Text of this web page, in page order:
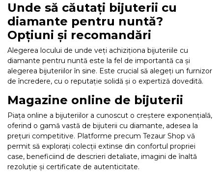
Unde să căutați bijuterii cu
diamante pentru nuntă?
Opțiuni și recomandări
Alegerea locului de unde veți achiziționa bijuteriile cu
diamante pentru nuntă este la fel de importantă ca și
alegerea bijuteriilor în sine. Este crucial să alegeți un furnizor
de încredere, cu o reputație solidă și o expertiză dovedită.
Magazine online de bijuterii
Piața online a bijuteriilor a cunoscut o creștere exponențială,
oferind o gamă vastă de bijuterii cu diamante, adesea la
prețuri competitive. Platforme precum Tezaur Shop vă
permit să explorați colecții extinse din confortul propriei
case, beneficiind de descrieri detaliate, imagini de înaltă
rezoluție și certificate de autenticitate.